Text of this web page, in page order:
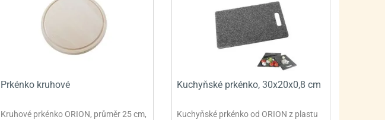
Prkénko kruhové
Kruhové prkénko ORION, průměr 25 cm,
Kuchyňské prkénko, 30x20x0,8 cm
Kuchyňské prkénko od ORION z plastu